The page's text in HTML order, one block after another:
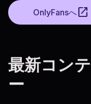
OnlyFansへopen_in_new
最新コン
ー